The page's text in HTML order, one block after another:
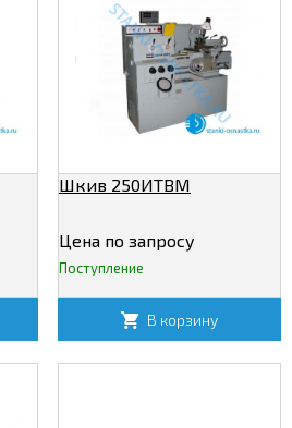
Шкив 250ИТВМ
Цена по запросу
Поступление
В корзину